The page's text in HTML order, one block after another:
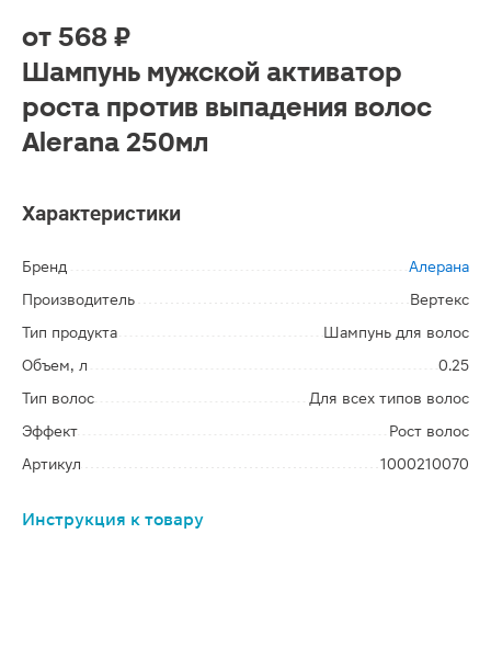
от 568 ₽
Шампунь мужской активатор
роста против выпадения волос
Alerana 250мл
Характеристики
Бренд
Алерана
Производитель
Вертекс
Тип продукта
Шампунь для волос
Объем, л
0.25
Тип волос
Для всех типов волос
Эффект
Рост волос
Артикул
1000210070
Инструкция к товару